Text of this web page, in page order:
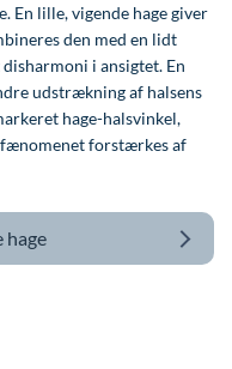
En lille, vigende hage giver
den med en lidt
i ansigtet. En
udstrækning af halsens
hage-halsvinkel,
forstærkes af
hage